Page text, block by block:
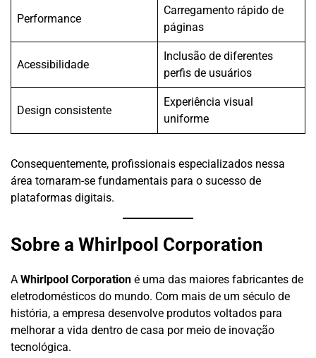
Performance
Carregamento rápido de
páginas
Acessibilidade
Inclusão de diferentes
perfis de usuários
Design consistente
Experiência visual
uniforme
Consequentemente, profissionais especializados nessa
área tornaram-se fundamentais para o sucesso de
plataformas digitais.
Sobre a Whirlpool Corporation
A Whirlpool Corporation é uma das maiores fabricantes de
eletrodomésticos do mundo. Com mais de um século de
história, a empresa desenvolve produtos voltados para
melhorar a vida dentro de casa por meio de inovação
tecnológica.